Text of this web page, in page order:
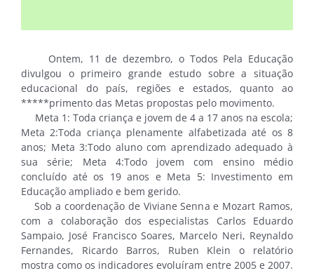
Ontem, 11 de dezembro, o Todos Pela Educação
divulgou o primeiro grande estudo sobre a situação
educacional do país, regiões e estados, quanto ao
*****primento das Metas propostas pelo movimento.
Meta 1: Toda criança e jovem de 4 a 17 anos na escola;
Meta 2:Toda criança plenamente alfabetizada até os 8
anos; Meta 3:Todo aluno com aprendizado adequado à
sua série; Meta 4:Todo jovem com ensino médio
concluído até os 19 anos e Meta 5: Investimento em
Educação ampliado e bem gerido.
Sob a coordenação de Viviane Senna e Mozart Ramos,
com a colaboração dos especialistas Carlos Eduardo
Sampaio, José Francisco Soares, Marcelo Neri, Reynaldo
Fernandes, Ricardo Barros, Ruben Klein o relatório
mostra como os indicadores evoluíram entre 2005 e 2007.